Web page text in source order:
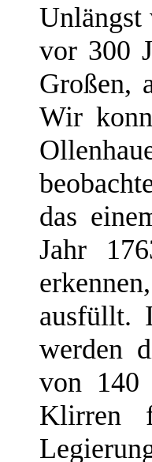
Unlängst
vor 300
Großen,
Wir
das
Jahr
ausfüllt.
werden
von 140
Klirren